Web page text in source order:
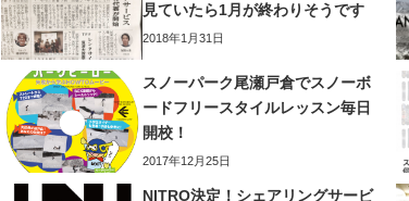
見ていたら1月が終わりそうです
2018年1月31日
スノーパーク尾瀬戸倉でスノーボ
ードフリースタイルレッスン毎日
開校！
2017年12月25日
NITRO決定！シェアリングサービ